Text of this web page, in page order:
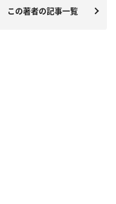
この著者の記事一覧